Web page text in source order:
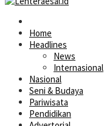
Home
Headlines
News
Internasional
Nasional
Seni & Budaya
Pariwisata
Pendidikan